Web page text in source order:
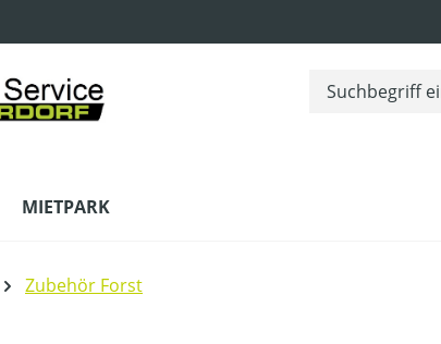
MIETPARK
Zubehör Forst